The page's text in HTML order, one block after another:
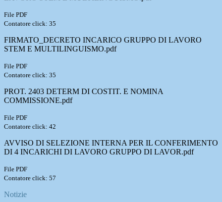
File PDF
Contatore click: 35
FIRMATO_DECRETO INCARICO GRUPPO DI LAVORO
STEM E MULTILINGUISMO.pdf
File PDF
Contatore click: 35
PROT. 2403 DETERM DI COSTIT. E NOMINA
COMMISSIONE.pdf
File PDF
Contatore click: 42
AVVISO DI SELEZIONE INTERNA PER IL CONFERIMENTO
DI 4 INCARICHI DI LAVORO GRUPPO DI LAVOR.pdf
File PDF
Contatore click: 57
Notizie